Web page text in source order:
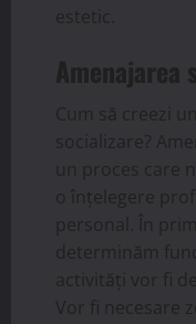
estetic.
Amenajarea
Cum să creezi
socializare?
un proces care
o înțelegere
personal. În
determinăm
activități vor fi
Vor fi necesare